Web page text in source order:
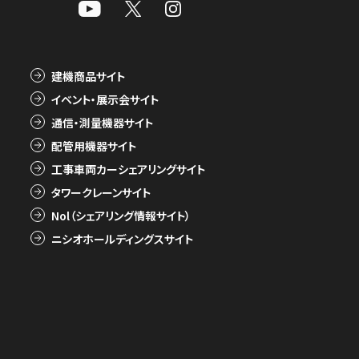
建機商品サイト
イベント・展示会サイト
通信・測量機器サイト
配管用機器サイト
工事車両カーシェアリングサイト
タワークレーンサイト
Nol（シェアリング情報サイト）
ニシオホールディングスサイト